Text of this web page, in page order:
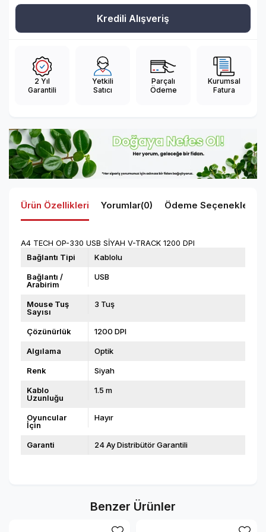
Kredili Alışveriş
2 Yıl
Garantili
Yetkili
Satıcı
Parçalı
Ödeme
Kurumsal
Fatura
Ürün Özellikleri Yorumlar(0) Ödeme Seçenekleri
A4 TECH OP-330 USB SİYAH V-TRACK 1200 DPI
Bağlantı Tipi Kablolu
Bağlantı /
Arabirim
USB
Mouse Tuş
Sayısı
3 Tuş
Çözünürlük 1200 DPI
Algılama Optik
Renk Siyah
Kablo
Uzunluğu
1.5 m
Oyuncular
İçin
Hayır
Garanti 24 Ay Distribütör Garantili
Benzer Ürünler